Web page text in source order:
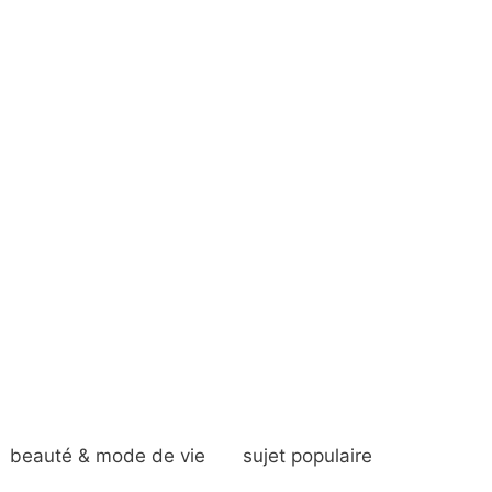
beauté & mode de vie sujet populaire